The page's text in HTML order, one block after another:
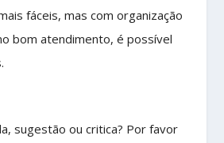
fáceis, mas com organização
bom atendimento, é possível
sugestão ou critica? Por favor